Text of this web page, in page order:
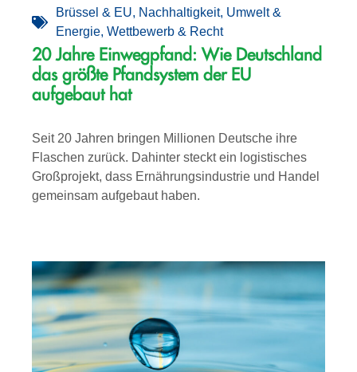
Brüssel & EU, Nachhaltigkeit, Umwelt &
Energie, Wettbewerb & Recht
20 Jahre Einwegpfand: Wie Deutschland
das größte Pfandsystem der EU
aufgebaut hat
Seit 20 Jahren bringen Millionen Deutsche ihre
Flaschen zurück. Dahinter steckt ein logistisches
Großprojekt, dass Ernährungsindustrie und Handel
gemeinsam aufgebaut haben.